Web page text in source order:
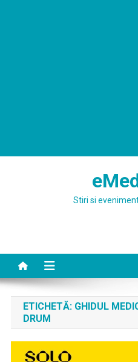
Stiri si
ETICHETĂ: GHIDUL
DRUM